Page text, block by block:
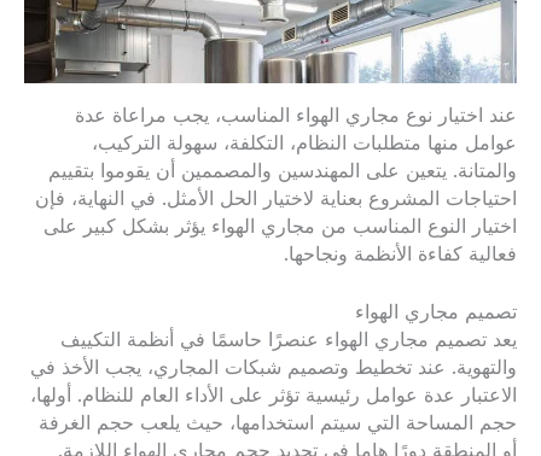
عند اختيار نوع مجاري الهواء المناسب، يجب مراعاة عدة
عوامل منها متطلبات النظام، التكلفة، سهولة التركيب،
والمتانة. يتعين على المهندسين والمصممين أن يقوموا بتقييم
احتياجات المشروع بعناية لاختيار الحل الأمثل. في النهاية، فإن
اختيار النوع المناسب من مجاري الهواء يؤثر بشكل كبير على
فعالية كفاءة الأنظمة ونجاحها.
تصميم مجاري الهواء
يعد تصميم مجاري الهواء عنصرًا حاسمًا في أنظمة التكييف
والتهوية. عند تخطيط وتصميم شبكات المجاري، يجب الأخذ في
الاعتبار عدة عوامل رئيسية تؤثر على الأداء العام للنظام. أولها،
حجم المساحة التي سيتم استخدامها، حيث يلعب حجم الغرفة
أو المنطقة دورًا هاما في تحديد حجم مجاري الهواء اللازمة.